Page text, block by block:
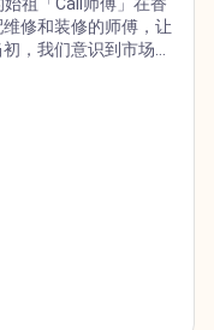
修和装修的师傅，让
，我们意识到市场上